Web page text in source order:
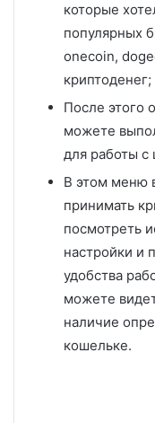
которые
популярных
onecoin,
криптоденег;
После этого
можете
для работы с
В этом меню
принимать
посмотреть
настройки и
удобства
можете
наличие
кошельке.